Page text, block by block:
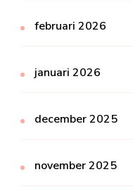
februari 2026
januari 2026
december 2025
november 2025